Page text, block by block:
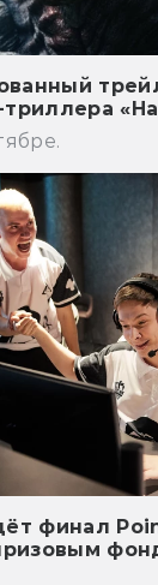
финал